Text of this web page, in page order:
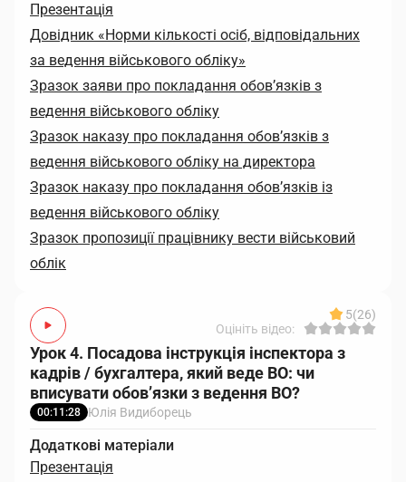
Презентація
Довідник «Норми кількості осіб, відповідальних
за ведення військового обліку»
Зразок заяви про покладання обовʼязків з
ведення військового обліку
Зразок наказу про покладання обовʼязків з
ведення військового обліку на директора
Зразок наказу про покладання обов’язків із
ведення військового обліку
Зразок пропозиції працівнику вести військовий
облік
5(26)
Оцініть відео:
Урок 4. Посадова інструкція інспектора з
кадрів / бухгалтера, який веде ВО: чи
вписувати обов’язки з ведення ВО?
00:11:28 Юлія Видиборець
Додаткові матеріали
Презентація